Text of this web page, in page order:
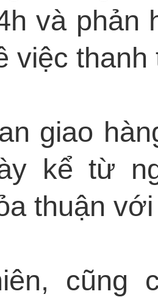
và phản
việc
giao
kể từ
thuận
cũng